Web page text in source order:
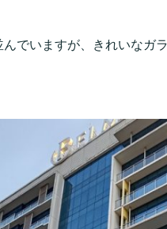
でいますが、きれいなガ